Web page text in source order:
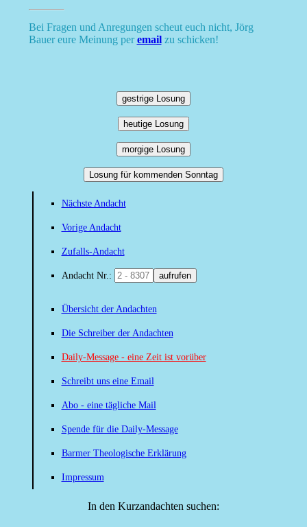
Bei Fragen und Anregungen scheut euch nicht, Jörg
Bauer eure Meinung peremailzu schicken!
gestrige Losung
heutige Losung
morgige Losung
Losung für kommenden Sonntag
Nächste Andacht
Vorige Andacht
Zufalls-Andacht
Andacht Nr.: aufrufen
Übersicht der Andachten
Die Schreiber der Andachten
Daily-Message - eine Zeit ist vorüber
Schreibt uns eine Email
Abo - eine tägliche Mail
Spende für die Daily-Message
Barmer Theologische Erklärung
Impressum
In den Kurzandachten suchen: